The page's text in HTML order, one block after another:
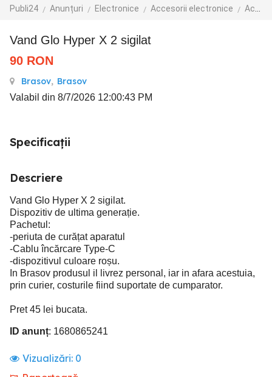
Publi24 Anunțuri Electronice Accesorii electronice Accesorii telefoane mobile
Vand Glo Hyper X 2 sigilat
90 RON
Brasov, Brasov
Valabil din 8/7/2026 12:00:43 PM
Specificații
Descriere
Vand Glo Hyper X 2 sigilat.
Dispozitiv de ultima generație.
Pachetul:
-periuta de curățat aparatul
-Cablu încărcare Type-C
-dispozitivul culoare roșu.
In Brasov produsul il livrez personal, iar in afara acestuia,
prin curier, costurile fiind suportate de cumparator.
Pret 45 lei bucata.
ID anunț: 1680865241
Vizualizări: 0